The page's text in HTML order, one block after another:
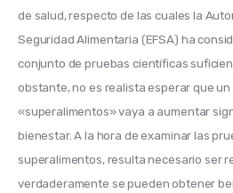
de salud, respecto de las cuales la
Seguridad Alimentaria (EFSA) ha
conjunto de pruebas científicas
obstante, no es realista esperar que
«superalimentos» vaya a aumentar
bienestar. A la hora de examinar las
superalimentos, resulta necesario ser
verdaderamente se pueden obtener